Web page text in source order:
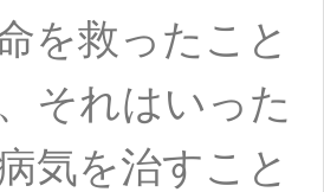
を救ったこと
それはいった
気を治すこと